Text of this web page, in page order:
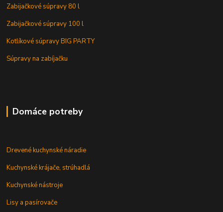
Zabijačkové súpravy 80 l
Zabijačkové súpravy 100 l
Kotlíkové súpravy BIG PARTY
Súpravy na zabíjačku
Domáce potreby
Drevené kuchynské náradie
Kuchynské krájače, strúhadlá
Kuchynské nástroje
Lisy a pasírovače